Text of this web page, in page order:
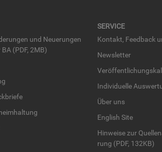
und Neue­run­gen
(PDF, 2MB)
SER­VICE
Kon­takt, Feed­back
News­let­ter
In­di­vi­du­el­le
Über uns
English Site
Hin­wei­se zur
rung (PDF, 132KB)